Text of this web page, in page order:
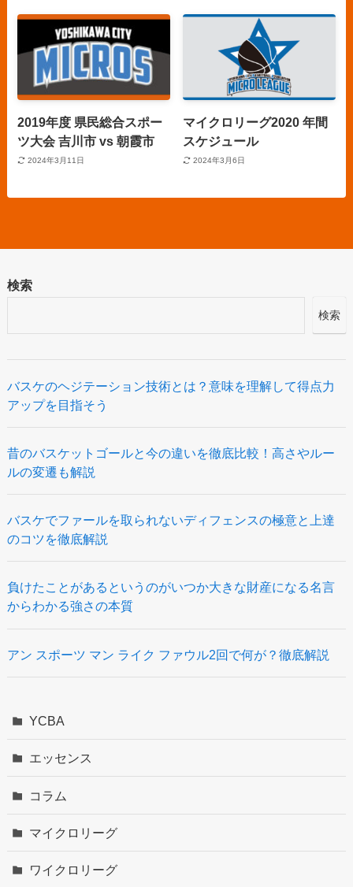
2019年度 県民総合スポー
ツ大会 吉川市 vs 朝霞市
2024年3月11日
マイクロリーグ2020 年間
スケジュール
2024年3月6日
検索
検索
バスケのヘジテーション技術とは？意味を理解して得点力
アップを目指そう
昔のバスケットゴールと今の違いを徹底比較！高さやルー
ルの変遷も解説
バスケでファールを取られないディフェンスの極意と上達
のコツを徹底解説
負けたことがあるというのがいつか大きな財産になる名言
からわかる強さの本質
アン スポーツ マン ライク ファウル2回で何が？徹底解説
YCBA
エッセンス
コラム
マイクロリーグ
ワイクロリーグ